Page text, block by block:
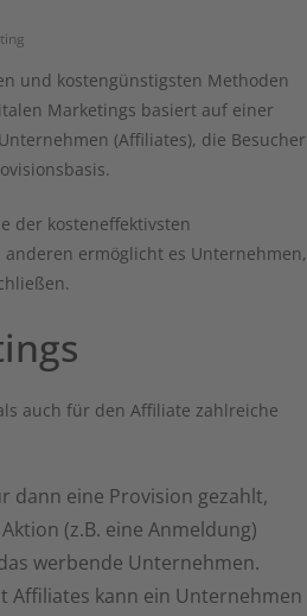
und kostengünstigsten Methoden
Marketings basiert auf einer
(Affiliates), die Besucher
der kosteneffektivsten
ermöglicht es Unternehmen,
auch für den Affiliate zahlreiche
dann eine Provision gezahlt,
(z.B. eine Anmeldung)
werbende Unternehmen.
Affiliates kann ein Unternehmen